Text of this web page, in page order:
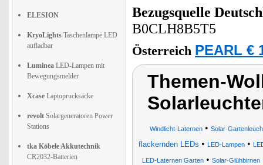
ELESION
KryoLights Taschenlampe LED
aufladbar
Luminea LED-Lampen mit
Bewegungsmelder
Xcase Laptoprucksäcke
revolt Solargeneratoren Power
Stations
tka Köbele Akkutechnik
CR2032-Batterien
Bezugsquelle
B0CLH8B5T5
Österreich PEARL €
Themen-
Windlicht-Laternen• Solar-
flackernden LEDs • LED-Lampen •
LED-Laternen Garten• Solar-Glühbirnen